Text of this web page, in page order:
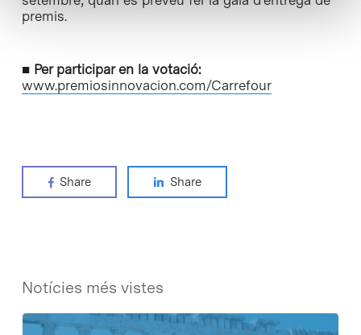
premis.
■ Per participar en la votació:
www.premiosinnovacion.com/Carrefour
Share Share
Notícies més vistes